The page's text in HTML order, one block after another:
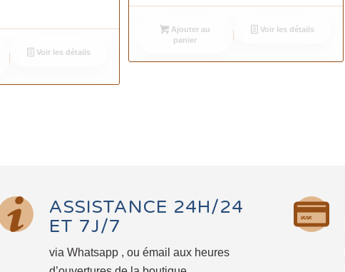
Voir les détails
Ajouter au
panier
Voir les détails
ASSISTANCE 24H/24
ET 7J/7
via Whatsapp , ou émail aux heures